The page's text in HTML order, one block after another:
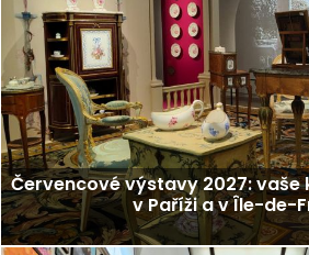
Červencové výstavy 2027:
v Paříži a v Île-de-